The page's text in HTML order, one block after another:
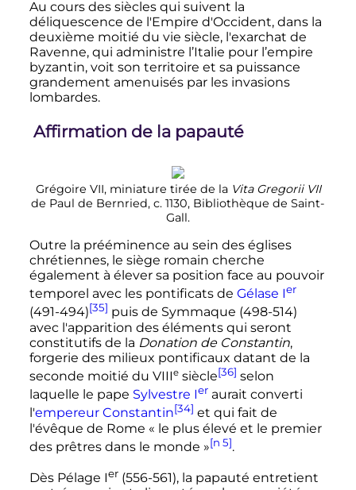
Au cours des siècles qui suivent la
déliquescence de l'Empire d'Occident, dans la
deuxième moitié du vie siècle, l'exarchat de
Ravenne, qui administre l’Italie pour l’empire
byzantin, voit son territoire et sa puissance
grandement amenuisés par les invasions
lombardes.
Affirmation de la papauté
Grégoire VII, miniature tirée de la Vita Gregorii VII
de Paul de Bernried, c. 1130, Bibliothèque de Saint-
Gall.
Outre la prééminence au sein des églises
chrétiennes, le siège romain cherche
également à élever sa position face au pouvoir
temporel avec les pontificats de Gélase Ier
(491-494)[35] puis de Symmaque (498-514)
avec l'apparition des éléments qui seront
constitutifs de la Donation de Constantin,
forgerie des milieux pontificaux datant de la
seconde moitié du VIIIe siècle[36] selon
laquelle le pape Sylvestre Ier aurait converti
l'empereur Constantin[34] et qui fait de
l'évêque de Rome « le plus élevé et le premier
des prêtres dans le monde »[n 5].
Dès Pélage Ier (556-561), la papauté entretient